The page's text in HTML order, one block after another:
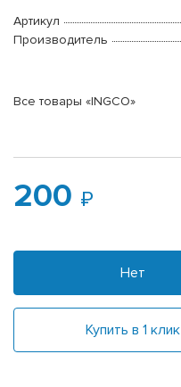
Артикул
Производитель
Все товары «INGCO»
200
Нет
Купить в 1 клик